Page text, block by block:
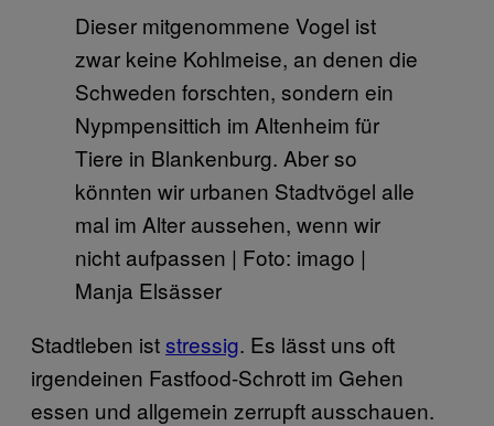
Dieser mitgenommene Vogel ist
zwar keine Kohlmeise, an denen die
Schweden forschten, sondern ein
Nypmpensittich im Altenheim für
Tiere in Blankenburg. Aber so
könnten wir urbanen Stadtvögel alle
mal im Alter aussehen, wenn wir
nicht aufpassen | Foto: imago |
Manja Elsässer
Stadtleben iststressig. Es lässt uns oft
irgendeinen Fastfood-Schrott im Gehen
essen und allgemein zerrupft ausschauen.